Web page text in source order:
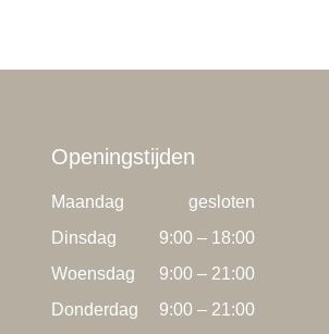
Openingstijden
Maandag
gesloten
Dinsdag
9:00 – 18:00
Woensdag
9:00 – 21:00
Donderdag
9:00 – 21:00